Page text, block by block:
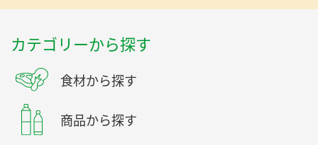
カテゴリーから探す
食材から探す
商品から探す